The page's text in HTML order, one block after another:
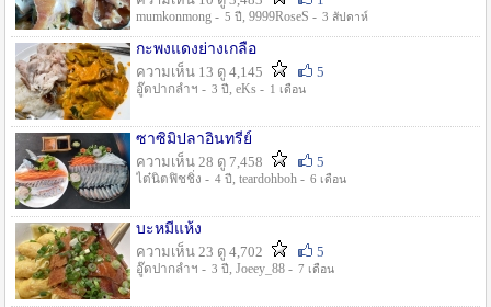
mumkonmong - 5 ปี , 9999RoseS - 3 สัปดาห์
กะพงแดงย่างเกลือ
ความเห็น 13 ดู 4,145
5
อู๊ดปากลำฯ - 3 ปี , eKs - 1 เดือน
ซาซิมิปลาอินทรีย์
ความเห็น 28 ดู 7,458
5
ไต๋นิตฟิชชิ่ง - 4 ปี , teardohboh - 6 เดือน
บะหมี่แห้ง
ความเห็น 23 ดู 4,702
5
อู๊ดปากลำฯ - 3 ปี , Joeey_88 - 7 เดือน